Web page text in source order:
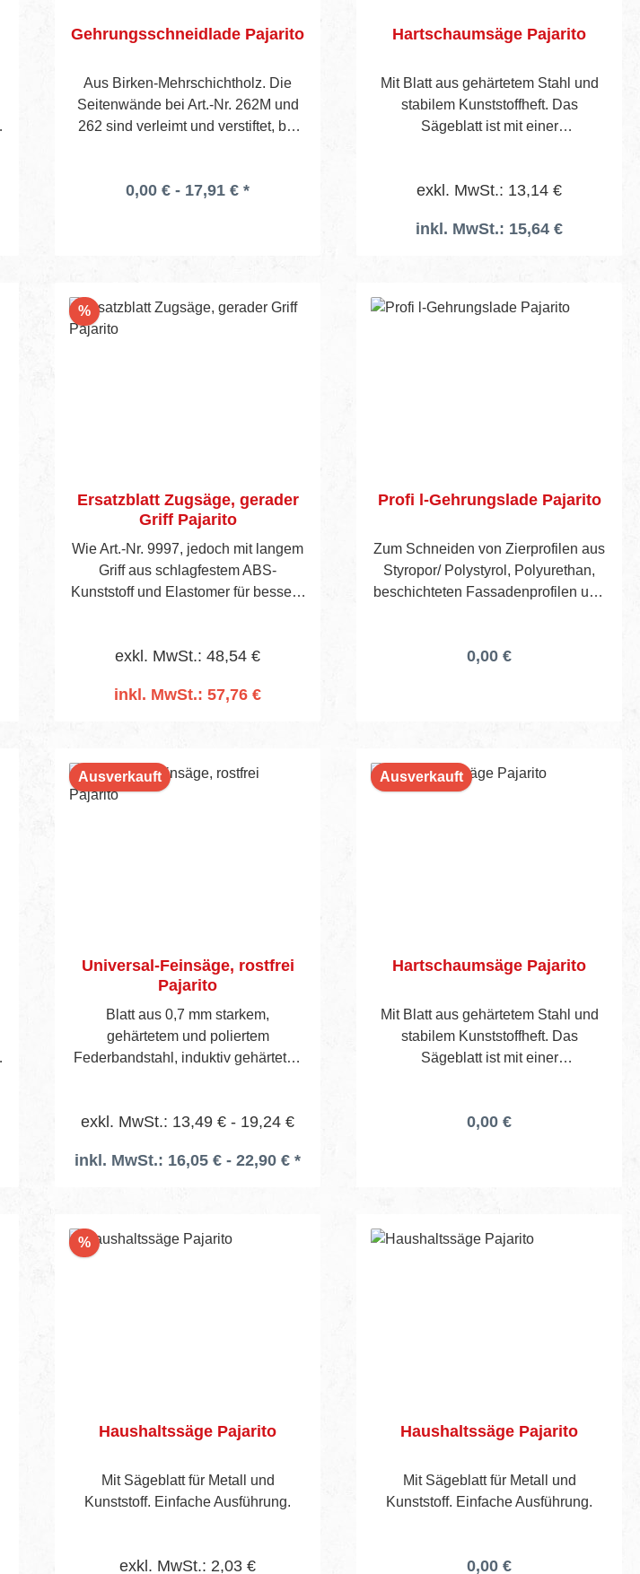
Gehrungsschneidlade Pajarito
Aus Birken-Mehrschichtholz. Die
Seitenwände bei Art.-Nr. 262M und
262 sind verleimt und verstiftet, bei
Schnittbreite x Schnitthöhe.
0,00 € - 17,91 € *
Hartschaumsäge Pajarito
Mit Blatt aus gehärtetem Stahl und
stabilem Kunststoffheft. Das
Sägeblatt ist mit einer
Platten und Zierprofilen aus
exkl. MwSt.: 13,14 €
inkl. MwSt.: 15,64 €
%Rabatt
Ersatzblatt Zugsäge, gerader
Griff Pajarito
Wie Art.-Nr. 9997, jedoch mit langem
Griff aus schlagfestem ABS-
Kunststoff und Elastomer für bessere
exkl. MwSt.: 48,54 €
inkl. MwSt.: 57,76 €
Profi l-Gehrungslade Pajarito
Zum Schneiden von Zierprofilen aus
Styropor/ Polystyrol, Polyurethan,
beschichteten Fassadenprofilen und
Gradskala mit 9 verstellbaren
1 Gehrungslade, 1 Säge für PS-
Profile, 1 Säge für PU-Profile, 1
0,00 €
Ausverkauft
Universal-Feinsäge, rostfrei
Pajarito
Blatt aus 0,7 mm starkem,
gehärtetem und poliertem
Federbandstahl, induktiv gehärteten
Blattspitze ist ebenfalls gezahnt.
exkl. MwSt.: 13,49 € - 19,24 €
inkl. MwSt.: 16,05 € - 22,90 € *
Ausverkauft
Hartschaumsäge Pajarito
Mit Blatt aus gehärtetem Stahl und
stabilem Kunststoffheft. Das
Sägeblatt ist mit einer
Platten und Zierprofilen aus
0,00 €
%Rabatt
Haushaltssäge Pajarito
Mit Sägeblatt für Metall und
Kunststoff. Einfache Ausführung.
exkl. MwSt.: 2,03 €
Haushaltssäge Pajarito
Mit Sägeblatt für Metall und
Kunststoff. Einfache Ausführung.
0,00 €